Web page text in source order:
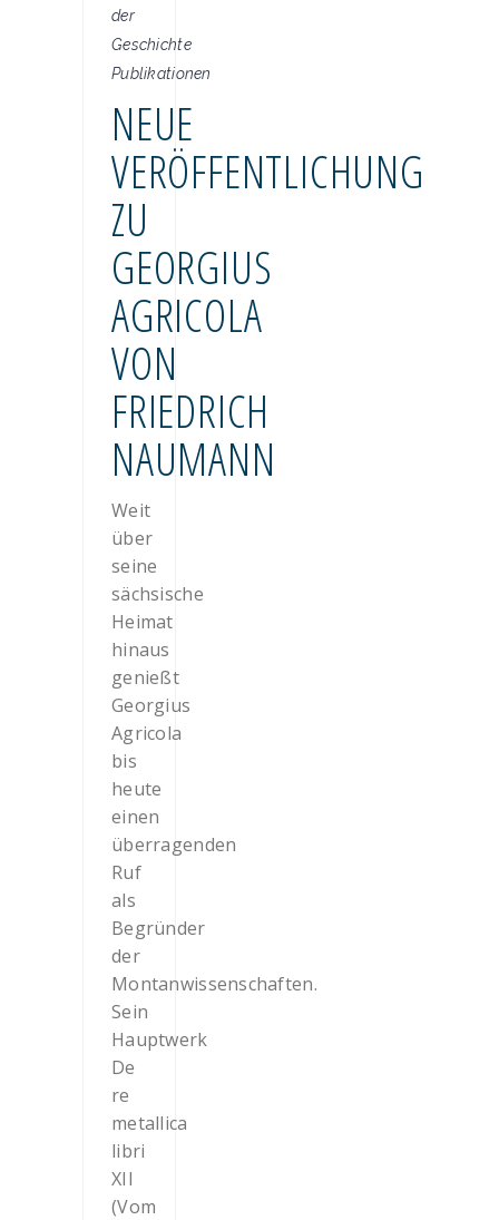
der
Geschichte
Publikationen
NEUE
VERÖFFENTLICHUNG
ZU
GEORGIUS
AGRICOLA
VON
FRIEDRICH
NAUMANN
Weit
über
seine
sächsische
Heimat
hinaus
genießt
Georgius
Agricola
bis
heute
einen
überragenden
Ruf
als
Begründer
der
Montanwissenschaften.
Sein
Hauptwerk
De
re
metallica
libri
XII
(Vom